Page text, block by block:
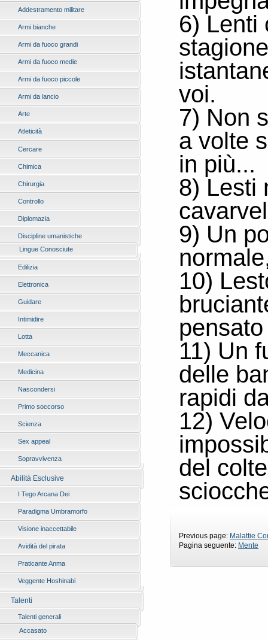
Addestramento militare
Armi bianche
Armi da fuoco grandi
Armi da fuoco medie
Armi da fuoco piccole
Armi da lancio
Arte
Atleticità
Cercare
Chimica
Chirurgia
Controllo
Diplomazia
Discipline umanistiche
Lingue Conosciute
Edilizia
Elettronica
Guidare
Intimidire
Lotta
Meccanica
Medicina
Nascondersi
Primo soccorso
Scienza
Sex appeal
Sopravvivenza
Abilità Esclusive
I Tego Arcana Dei
Paradigma Umbramorfo
Visione inaccettabile
Avidità del pirata
Praticante Anma
Veggente Hoshinabi
Talenti
Talenti generali
Accasato
6) Lenti
voi.
7) Non
a volte
in più...
8) Lesti
9) Un
10)
11) Un
delle
rapidi
12)
del
Previous page: Malattie
Pagina seguente: Mente